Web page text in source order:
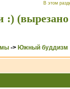
В этом
-> Южный буддизм